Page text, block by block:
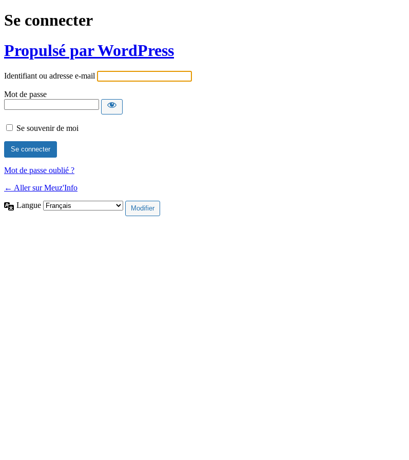
Se connecter
Propulsé par WordPress
Identifiant ou adresse e-mail
Mot de passe
Se souvenir de moi
Mot de passe oublié ?
← Aller sur Meuz'Info
Langue